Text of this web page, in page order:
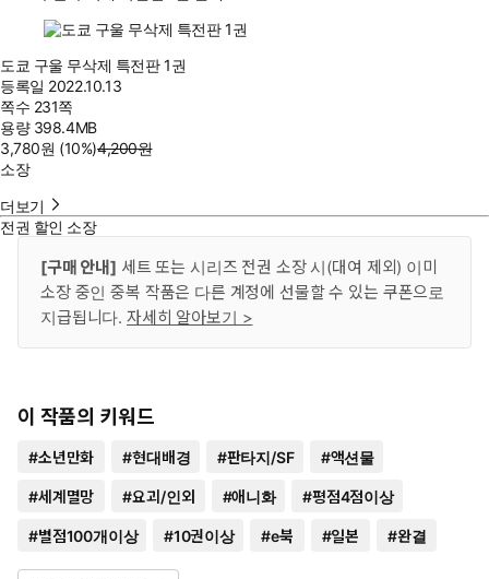
도쿄 구울 무삭제 특전판 1권
등록일 2022.10.13
쪽수 231쪽
용량 398.4MB
3,780원 (10%)4,200원
소장
더보기
전권 할인 소장
[구매 안내] 세트 또는 시리즈 전권 소장 시(대여 제외) 이미
소장 중인 중복 작품은 다른 계정에 선물할 수 있는 쿠폰으로
지급됩니다. 자세히 알아보기 >
이 작품의 키워드
#소년만화 #현대배경 #판타지/SF #액션물
#세계멸망 #요괴/인외 #애니화 #평점4점이상
#별점100개이상 #10권이상 #e북 #일본 #완결